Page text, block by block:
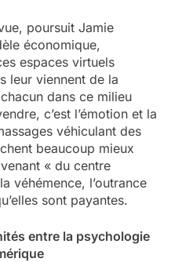
poursuit Jamie
économique,
espaces virtuels
leur viennent de la
dans ce milieu
c’est l’émotion et la
véhiculant des
beaucoup mieux
« du centre
véhémence, l’outrance
sont payantes.
entre la psychologie